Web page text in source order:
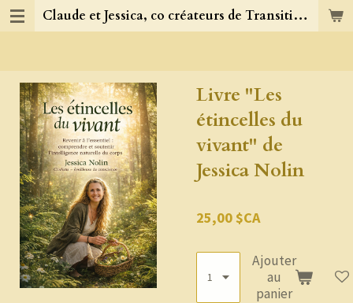
Passer
Claude et Jessica, co créateurs de TransitionJC
Livre "Les
étincelles du
vivant" de
Jessica Nolin
25,00 $CA
Ajouter
au
panier